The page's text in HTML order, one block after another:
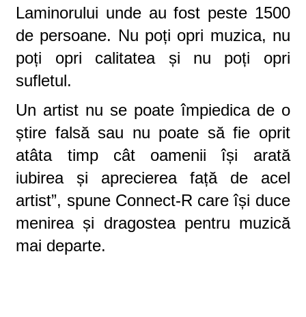
Laminorului unde au fost peste 1500
de persoane. Nu poți opri muzica, nu
poți opri calitatea și nu poți opri
sufletul.
Un artist nu se poate împiedica de o
știre falsă sau nu poate să fie oprit
atâta timp cât oamenii își arată
iubirea și aprecierea față de acel
artist”, spune Connect-R care își duce
menirea și dragostea pentru muzică
mai departe.